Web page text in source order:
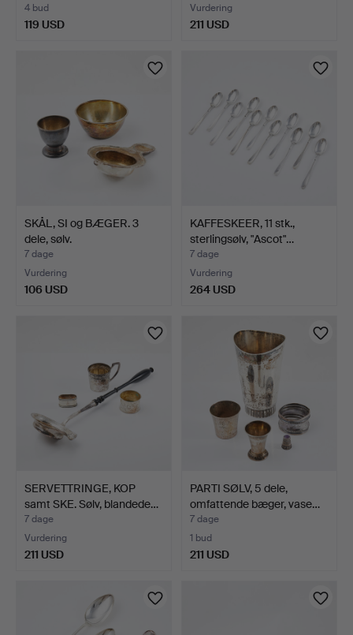
4 bud
119 USD
Vurdering
211 USD
SKÅL, SI og BÆGER. 3
dele, sølv.
7 dage
Vurdering
106 USD
KAFFESKEER, 11 stk.,
sterlingsølv, "Ascot"…
7 dage
Vurdering
264 USD
SERVETTRINGE, KOP
samt SKE. Sølv, blandede…
7 dage
Vurdering
211 USD
PARTI SØLV, 5 dele,
omfattende bæger, vase…
7 dage
1 bud
211 USD